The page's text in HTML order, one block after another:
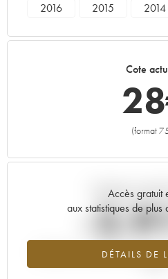
2016
2015 2014
1994
Cote
28
(format
Accès gratuit
aux statistiques de
DÉTAILS DE
Tendance
-
Tendance à la baisse du